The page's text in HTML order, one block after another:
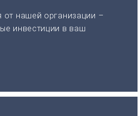
от нашей организации –
инвестиции в ваш